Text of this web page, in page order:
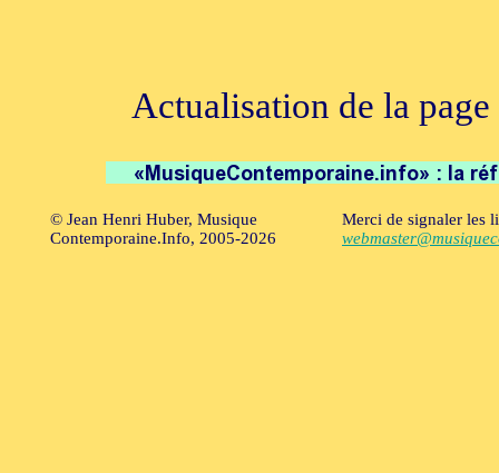
Actualisation de la
© Jean Henri Huber, Musique
Contemporaine.Info, 2005-2026
Merci de signaler les